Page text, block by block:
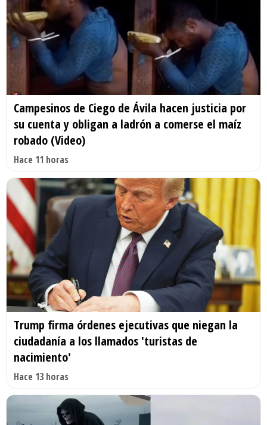
Campesinos de Ciego de Ávila hacen justicia por
su cuenta y obligan a ladrón a comerse el maíz
robado (Video)
Hace 11 horas
Trump firma órdenes ejecutivas que niegan la
ciudadanía a los llamados 'turistas de
nacimiento'
Hace 13 horas